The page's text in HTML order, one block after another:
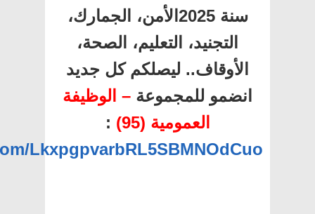
سنة 2025الأمن، الجمارك،
التجنيد، التعليم، الصحة،
الأوقاف.. ليصلكم كل جديد
انضمو للمجموعة – الوظيفة
العمومية (95)
:
LkxpgpvarbRL5SBMNOdCuo